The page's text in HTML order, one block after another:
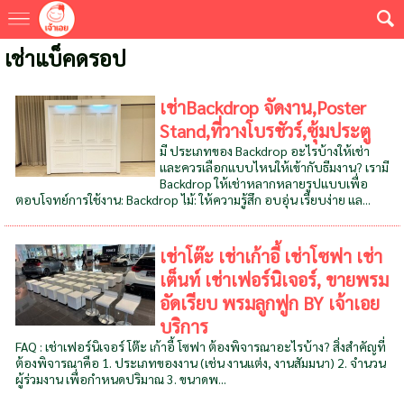
เช่าแบ็คดรอป
เช่าBackdrop จัดงาน,Poster
Stand,ที่วางโบรชัวร์,ซุ้มประตู
มี ประเภทของ Backdrop อะไรบ้างให้เช่า
และควรเลือกแบบไหนให้เข้ากับธีมงาน? เรามี
Backdrop ให้เช่าหลากหลายรูปแบบเพื่อ
ตอบโจทย์การใช้งาน: Backdrop ไม้: ให้ความรู้สึก อบอุ่น เรียบง่าย แล...
เช่าโต๊ะ เช่าเก้าอี้ เช่าโซฟา เช่า
เต็นท์ เช่าเฟอร์นิเจอร์, ขายพรม
อัดเรียบ พรมลูกฟูก BY เจ้าเอย
บริการ
FAQ : เช่าเฟอร์นิเจอร์ โต๊ะ เก้าอี้ โซฟา ต้องพิจารณาอะไรบ้าง? สิ่งสำคัญที่
ต้องพิจารณาคือ 1. ประเภทของงาน (เช่น งานแต่ง, งานสัมมนา) 2. จำนวน
ผู้ร่วมงาน เพื่อกำหนดปริมาณ 3. ขนาดพ...